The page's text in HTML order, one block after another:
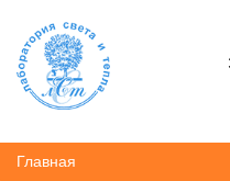
Главная